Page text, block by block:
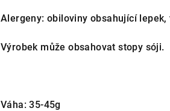
Alergeny: obiloviny obsahující
Výrobek může obsahovat stopy sóji.
Váha: 35-45g